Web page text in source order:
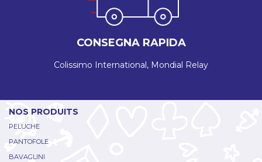
CONSEGNA RAPIDA
Colissimo International, Mondial Relay
NOS PRODUITS
PELUCHE
PANTOFOLE
BAVAGLINI